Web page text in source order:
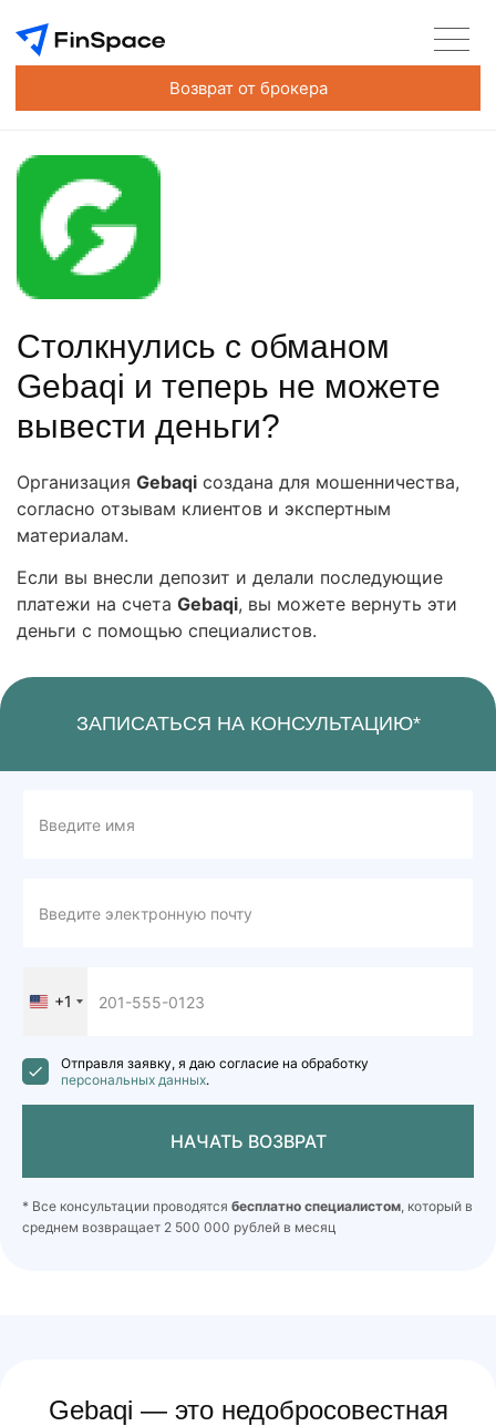
Возврат от брокера
Столкнулись с обманом
Gebaqi и теперь не можете
вывести деньги?
Организация Gebaqi создана для мошенничества,
согласно отзывам клиентов и экспертным
материалам.
Если вы внесли депозит и делали последующие
платежи на счета Gebaqi, вы можете вернуть эти
деньги с помощью специалистов.
ЗАПИСАТЬСЯ НА КОНСУЛЬТАЦИЮ*
United
+1
+1
Отправля заявку, я даю согласие на обработку
персональных данных.
НАЧАТЬ ВОЗВРАТ
* Все консультации проводятся бесплатно специалистом, который в
среднем возвращает 2 500 000 рублей в месяц
Gebaqi — это недобросовестная